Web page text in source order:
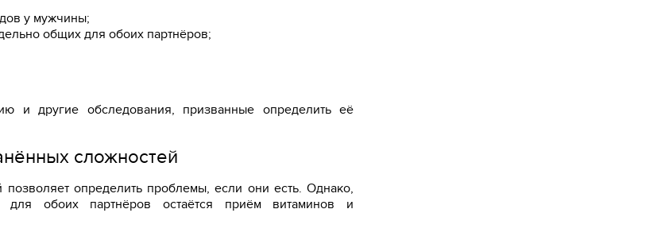
у мужчины;
общих для обоих партнёров;
и другие обследования, призванные определить её
сложностей
определить проблемы, если они есть. Однако,
обоих партнёров остаётся приём витаминов и